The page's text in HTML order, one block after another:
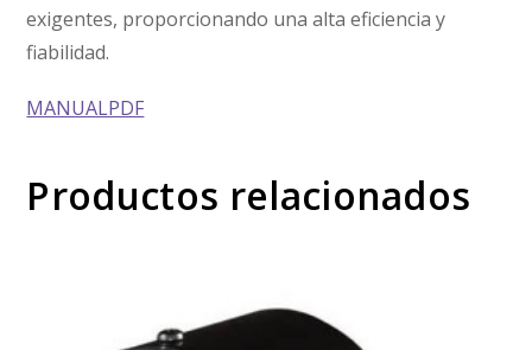
exigentes, proporcionando una alta eficiencia y
fiabilidad.
MANUALPDF
Productos relacionados